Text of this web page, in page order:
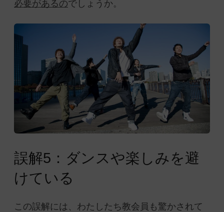
必要があるのでしょうか。
誤解5：ダンスや楽しみを避
けている
この誤解には、わたしたち教会員も驚かされて